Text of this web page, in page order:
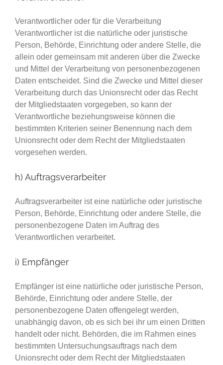
Verantwortlicher oder für die Verarbeitung
Verantwortlicher ist die natürliche oder juristische
Person, Behörde, Einrichtung oder andere Stelle, die
allein oder gemeinsam mit anderen über die Zwecke
und Mittel der Verarbeitung von personenbezogenen
Daten entscheidet. Sind die Zwecke und Mittel dieser
Verarbeitung durch das Unionsrecht oder das Recht
der Mitgliedstaaten vorgegeben, so kann der
Verantwortliche beziehungsweise können die
bestimmten Kriterien seiner Benennung nach dem
Unionsrecht oder dem Recht der Mitgliedstaaten
vorgesehen werden.
h) Auftragsverarbeiter
Auftragsverarbeiter ist eine natürliche oder juristische
Person, Behörde, Einrichtung oder andere Stelle, die
personenbezogene Daten im Auftrag des
Verantwortlichen verarbeitet.
i) Empfänger
Empfänger ist eine natürliche oder juristische Person,
Behörde, Einrichtung oder andere Stelle, der
personenbezogene Daten offengelegt werden,
unabhängig davon, ob es sich bei ihr um einen Dritten
handelt oder nicht. Behörden, die im Rahmen eines
bestimmten Untersuchungsauftrags nach dem
Unionsrecht oder dem Recht der Mitgliedstaaten